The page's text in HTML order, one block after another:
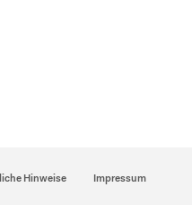
Hinweise Impressum